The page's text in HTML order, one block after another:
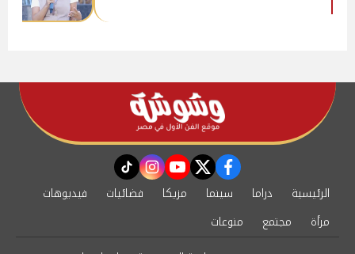
facebook
twitter
youtube
instagram
tiktok
الرئيسية دراما سينما مزيكا فضائيات
فيديوهات
مرأة
مجتمع
منوعات